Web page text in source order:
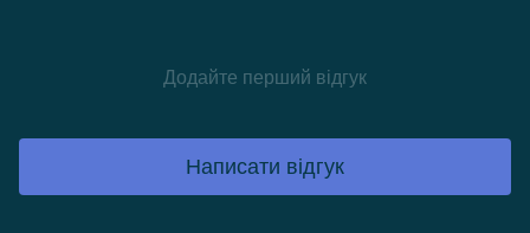
Додайте перший відгук
Написати відгук